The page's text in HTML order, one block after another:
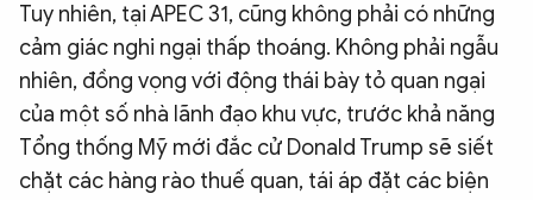
Tuy nhiên, tại APEC 31, cũng không phải có những
cảm giác nghi ngại thấp thoáng. Không phải ngẫu
nhiên, đồng vọng với động thái bày tỏ quan ngại
của một số nhà lãnh đạo khu vực, trước khả năng
Tổng thống Mỹ mới đắc cử Donald Trump sẽ siết
chặt các hàng rào thuế quan, tái áp đặt các biện